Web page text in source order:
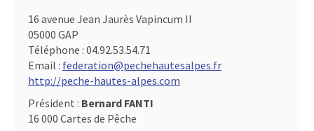
16 avenue Jean Jaurès Vapincum II
05000 GAP
Téléphone : 04.92.53.54.71
Email : federation@pechehautesalpes.fr
http://peche-hautes-alpes.com
Président : Bernard FANTI
16 000 Cartes de Pêche